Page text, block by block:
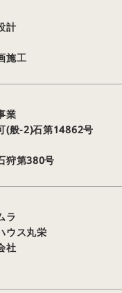
計
施工
業
(般-2)石第14862号
狩第380号
ラ
ウス丸栄
社